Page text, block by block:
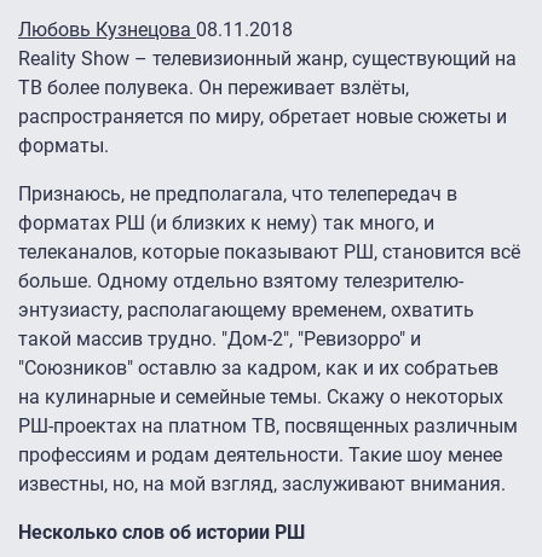
Любовь Кузнецова 08.11.2018
Reality Show – телевизионный жанр, существующий на
ТВ более полувека. Он переживает взлёты,
распространяется по миру, обретает новые сюжеты и
форматы.
Признаюсь, не предполагала, что телепередач в
форматах РШ (и близких к нему) так много, и
телеканалов, которые показывают РШ, становится всё
больше. Одному отдельно взятому телезрителю-
энтузиасту, располагающему временем, охватить
такой массив трудно. "Дом-2", "Ревизорро" и
"Союзников" оставлю за кадром, как и их собратьев
на кулинарные и семейные темы. Скажу о некоторых
РШ-проектах на платном ТВ, посвященных различным
профессиям и родам деятельности. Такие шоу менее
известны, но, на мой взгляд, заслуживают внимания.
Несколько слов об истории РШ